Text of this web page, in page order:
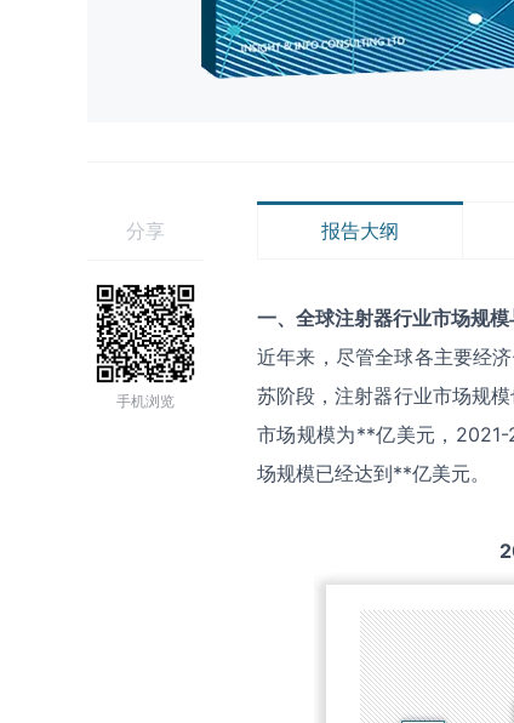
分享
手机浏览
报告大纲
一、全球注射器行业市场规模
近年来，尽管全球各主要经
苏阶段，注射器行业市场规
市场规模为**亿美元，
场规模已经达到**亿美元。